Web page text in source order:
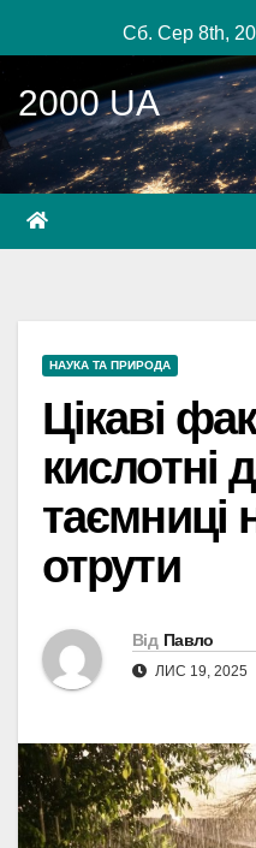
до
вмісту
Сб. Сер 8th,
2000 UA
НАУКА ТА ПРИРОДА
Цікаві
кислотні
таємниці
отрути
Від Павло
ЛИС 19, 2025